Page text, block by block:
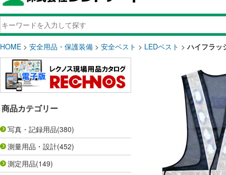
HOME > 安全用品・保護装備 > 安全ベスト > LEDベスト >ハイフラッ
商品カテゴリー
写真・記録用品(380)
測量用品・設計(452)
測定用品(149)